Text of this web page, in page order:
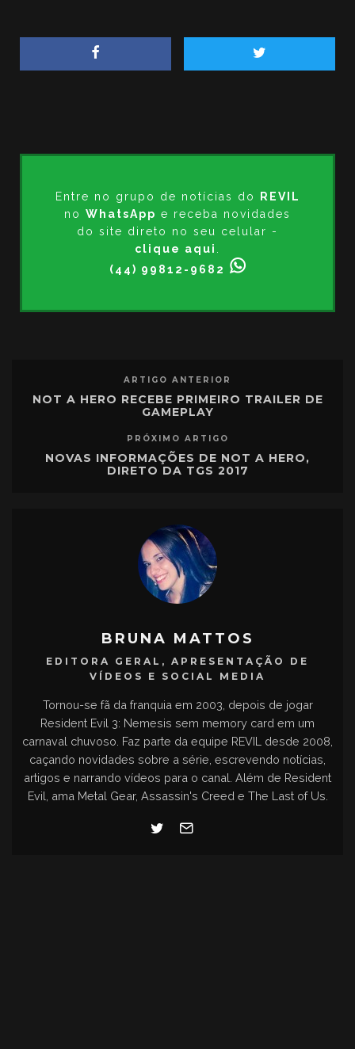
Entre no grupo de notícias do
REVIL
no WhatsApp e receba novidades
do site direto no seu celular -
clique aqui .
(44) 99812-9682
ARTIGO ANTERIOR
NOT A HERO RECEBE PRIMEIRO TRAILER DE
GAMEPLAY
PRÓXIMO ARTIGO
NOVAS INFORMAÇÕES DE NOT A HERO,
DIRETO DA TGS 2017
BRUNA MATTOS
EDITORA GERAL, APRESENTAÇÃO DE
VÍDEOS E SOCIAL MEDIA
Tornou-se fã da franquia em 2003, depois de jogar
Resident Evil 3: Nemesis sem memory card em um
carnaval chuvoso. Faz parte da equipe REVIL desde 2008,
caçando novidades sobre a série, escrevendo notícias,
artigos e narrando vídeos para o canal. Além de Resident
Evil, ama Metal Gear, Assassin's Creed e The Last of Us.